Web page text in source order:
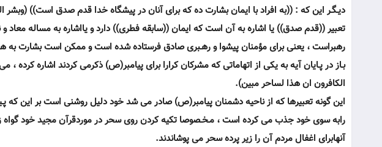
ديـگـر اين كه : ((به افراد با ايمان بشارت ده كه براى آنان در پيشگاه خدا قدم صدق است))
تعبير ((قدم صدق)) يا اشاره به آن است كه ايمان ((سابقه فطرى)) دارد و يااشاره به مساله معاد و
رهبراست ، يعنى براى مؤمنان پيشوا و رهـبرى صادق فرستاده شده است و ممكن است بشارت به
بـاز در پـايان آيه به يكى از اتهاماتى كه مشركان كرارا براى پيامبر(ص) ذكرمى كردند اشاره
الكافرون ان هذا لساحر مبين).
اين گونه تعبيرها كه از ناحيه دشمنان پيامبر(ص) صادر مى شد خود دليل روشنى است بر اين كه
رابه سوى خود جذب مى كرده است ، مـخـصوصا تكيه كردن روى سحر در موردقرآن مجيد خود گواه
آنهابراى اغفال مردم آن را زير پرده سحر مى پوشاندند.